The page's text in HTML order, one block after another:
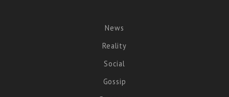
News
Reality
Social
Gossip